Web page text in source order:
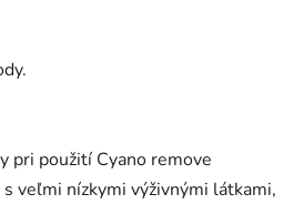
pri použití Cyano remove
veľmi nízkymi výživnými látkami,